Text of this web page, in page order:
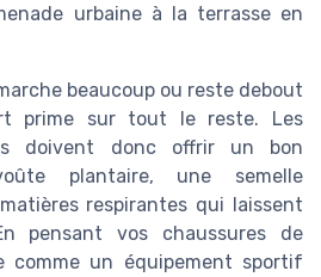
urbaine à la terrasse en
beaucoup ou reste debout
prime sur tout le reste. Les
doivent donc offrir un bon
plantaire, une semelle
respirantes qui laissent
pensant vos chaussures de
comme un équipement sportif